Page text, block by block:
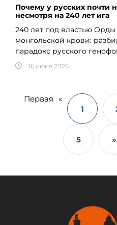
Почему у русских почти
несмотря на 240 лет ига
240 лет под властью
монгольской крови:
парадокс русского
16 июня 2026
Первая
«
1
5 »